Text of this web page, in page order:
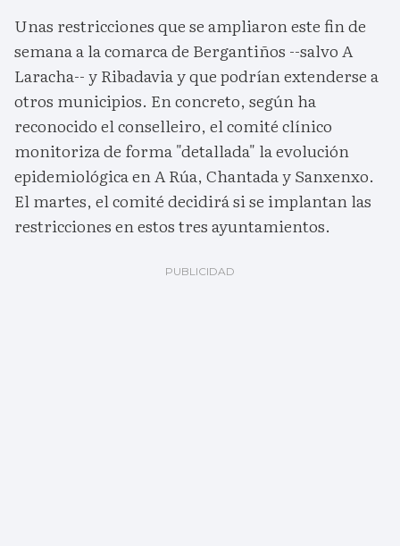
Unas restricciones que se ampliaron este fin de
semana a la comarca de Bergantiños --salvo A
Laracha-- y Ribadavia y que podrían extenderse a
otros municipios. En concreto, según ha
reconocido el conselleiro, el comité clínico
monitoriza de forma "detallada" la evolución
epidemiológica en A Rúa, Chantada y Sanxenxo.
El martes, el comité decidirá si se implantan las
restricciones en estos tres ayuntamientos.